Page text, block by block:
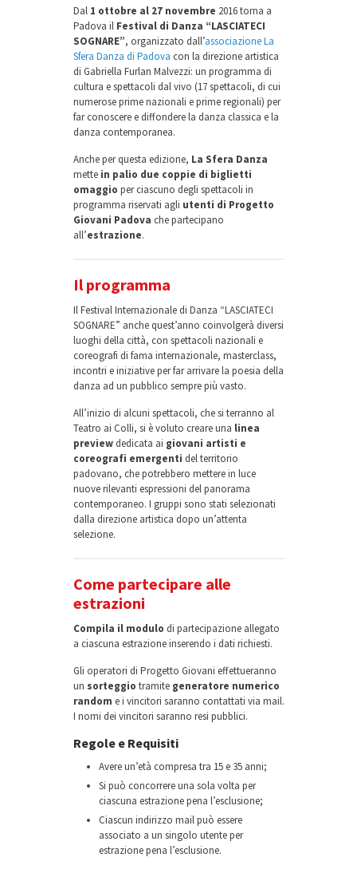
Dal 1 ottobre al 27 novembre 2016 torna a
Padova il Festival di Danza “LASCIATECI
SOGNARE”, organizzato dall’associazione La
Sfera Danza di Padova con la direzione artistica
di Gabriella Furlan Malvezzi: un programma di
cultura e spettacoli dal vivo (17 spettacoli, di cui
numerose prime nazionali e prime regionali) per
far conoscere e diffondere la danza classica e la
danza contemporanea.
Anche per questa edizione, La Sfera Danza
mette in palio due coppie di biglietti
omaggio per ciascuno degli spettacoli in
programma riservati agli utenti di Progetto
Giovani Padova che partecipano
all’estrazione.
Il programma
Il Festival Internazionale di Danza “LASCIATECI
SOGNARE” anche quest’anno coinvolgerà diversi
luoghi della città, con spettacoli nazionali e
coreografi di fama internazionale, masterclass,
incontri e iniziative per far arrivare la poesia della
danza ad un pubblico sempre più vasto.
All’inizio di alcuni spettacoli, che si terranno al
Teatro ai Colli, si è voluto creare una linea
previewdedicata ai giovani artisti e
coreografi emergenti del territorio
padovano, che potrebbero mettere in luce
nuove rilevanti espressioni del panorama
contemporaneo. I gruppi sono stati selezionati
dalla direzione artistica dopo un’attenta
selezione.
Come partecipare alle
estrazioni
Compila il modulo di partecipazione allegato
a ciascuna estrazione inserendo i dati richiesti.
Gli operatori di Progetto Giovani effettueranno
un sorteggio tramitegeneratore numerico
random e i vincitori saranno contattati via mail.
I nomi dei vincitori saranno resi pubblici.
Regole e Requisiti
Avere un’età compresa tra 15 e 35 anni;
Si può concorrere una sola volta per
ciascuna estrazione pena l’esclusione;
Ciascun indirizzo mail può essere
associato a un singolo utente per
estrazione pena l’esclusione.